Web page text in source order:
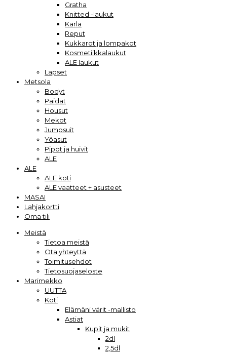
Gratha
Knitted -laukut
Karla
Reput
Kukkarot ja lompakot
Kosmetiikkalaukut
ALE laukut
Lapset
Metsola
Bodyt
Paidat
Housut
Mekot
Jumpsuit
Yöasut
Pipot ja huivit
ALE
ALE
ALE koti
ALE vaatteet + asusteet
MASAI
Lahjakortti
Oma tili
Meistä
Tietoa meistä
Ota yhteyttä
Toimitusehdot
Tietosuojaseloste
Marimekko
UUTTA
Koti
Elämäni värit -mallisto
Astiat
Kupit ja mukit
2dl
2,5dl